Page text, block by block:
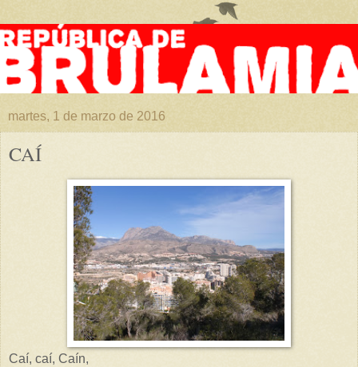
martes, 1 de marzo de 2016
CAÍ
Caí, caí, Caín,